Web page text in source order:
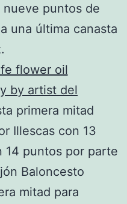
puntos de
una última canasta
primera mitad
Illescas con 13
14 puntos por parte
Baloncesto
mitad para